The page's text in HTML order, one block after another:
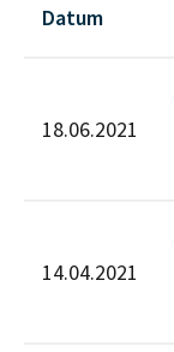
Datum
18.06.2021
14.04.2021